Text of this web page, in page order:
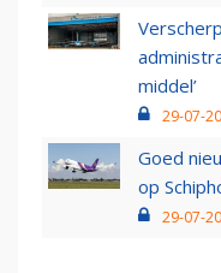
middel’
29-07-
Goed
op
29-07-